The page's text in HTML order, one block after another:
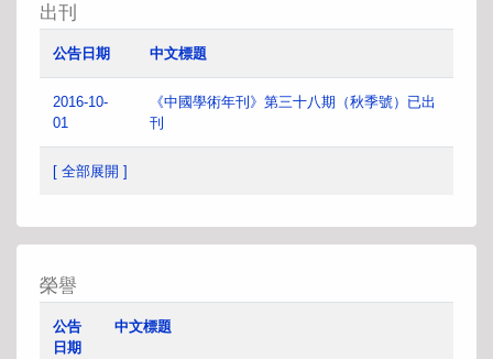
出刊
公告日期 中文標題
2016-10-
01
《中國學術年刊》第三十八期（秋季號）已出
刊
[ 全部展開 ]
榮譽
公告
日期
中文標題